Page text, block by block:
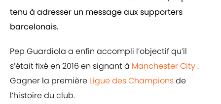
tenu à adresser un message aux supporters
barcelonais.
Pep Guardiola a enfin accompli l’objectif qu’il
s’était fixé en 2016 en signant à Manchester City:
Gagner la première Ligue des Championsde
l’histoire du club.